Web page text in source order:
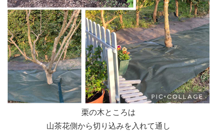
栗の木ところは
山茶花側から切り込みを入れて通し